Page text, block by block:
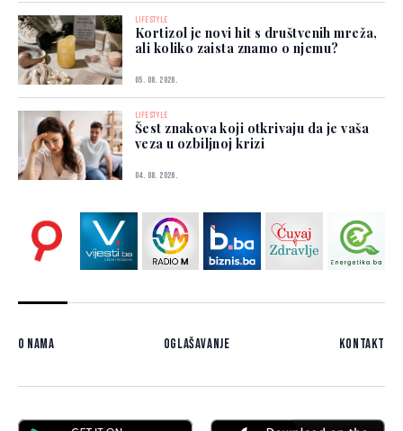
LIFESTYLE
Kortizol je novi hit s društvenih mreža,
ali koliko zaista znamo o njemu?
05. 08. 2026.
LIFESTYLE
Šest znakova koji otkrivaju da je vaša
veza u ozbiljnoj krizi
04. 08. 2026.
O nama Oglašavanje Kontakt